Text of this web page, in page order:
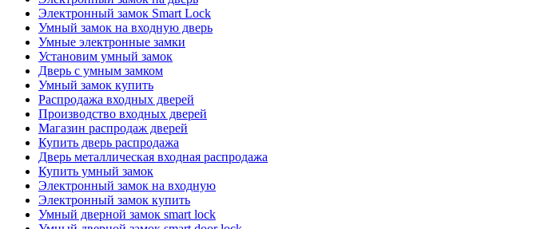
Электронный замок Smart Lock
Умный замок на входную дверь
Умные электронные замки
Установим умный замок
Дверь с умным замком
Умный замок купить
Распродажа входных дверей
Производство входных дверей
Магазин распродаж дверей
Купить дверь распродажа
Дверь металлическая входная распродажа
Купить умный замок
Электронный замок на входную
Электронный замок купить
Умный дверной замок smart lock